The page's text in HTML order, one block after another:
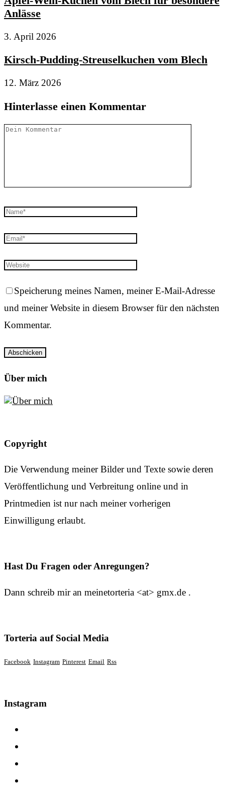
Anlässe
3. April 2026
Kirsch-Pudding-Streuselkuchen vom Blech
12. März 2026
Hinterlasse einen Kommentar
Speicherung meines Namen, meiner E-Mail-Adresse
und meiner Website in diesem Browser für den nächsten
Kommentar.
Über mich
Copyright
Die Verwendung meiner Bilder und Texte sowie deren
Veröffentlichung und Verbreitung online und in
Printmedien ist nur nach meiner vorherigen
Einwilligung erlaubt.
Hast Du Fragen oder Anregungen?
Dann schreib mir an meinetorteria <at> gmx.de .
Torteria auf Social Media
Facebook Instagram Pinterest Email Rss
Instagram